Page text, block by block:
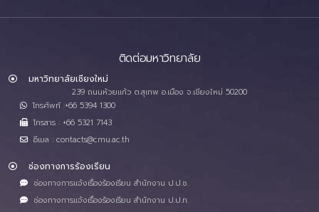
ติดต่อมหาวิทยาลัย
มหาวิทยาลัยเชียงใหม่
239 ถนนห้วยแก้ว ต.สุเทพ อ.เมือง จ.เชียงใหม่ 50200
โทรศัพท์ :+66 5394 1300
โทรสาร : +66 5321 7143
อีเมล : contacts@cmu.ac.th
ช่องทางการร้องเรียน
ช่องทางการแจ้งเรื่องร้องเรียน สำนักงาน ป.ป.ช.
ช่องทางการแจ้งเรื่องร้องเรียน สำนักงาน ป.ป.ท.